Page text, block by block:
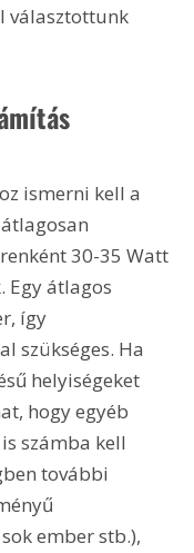
választottunk
ismerni kell a
30-35 Watt
Egy átlagos
így
szükséges. Ha
helyiségeket
hogy egyéb
számba kell
további
ember stb.),